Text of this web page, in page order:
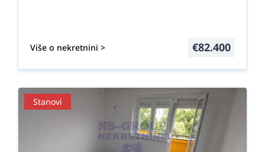
Više o nekretnini > €82.400
Stanovi